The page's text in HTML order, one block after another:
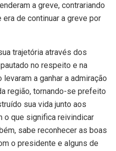
a greve, contrariando
de continuar a greve por
trajetória através dos
no respeito e na
a ganhar a admiração
região, tornando-se prefeito
sua vida junto aos
o que significa reivindicar
sabe reconhecer as boas
o presidente e alguns de